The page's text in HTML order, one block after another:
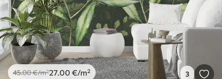
45.00€/m²27.00 €/m² 3